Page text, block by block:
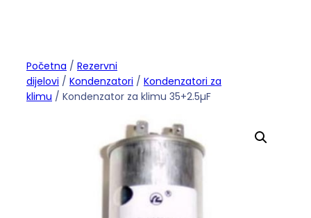
Početna / Rezervni
dijelovi / Kondenzatori / Kondenzatori za
klimu / Kondenzator za klimu 35+2.5µF